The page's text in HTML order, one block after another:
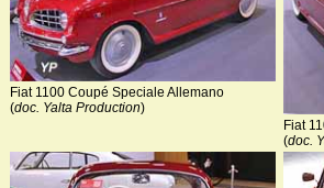
Fiat 1100 Coupé Speciale Allemano
(doc. Yalta Production)
Fiat
(doc.